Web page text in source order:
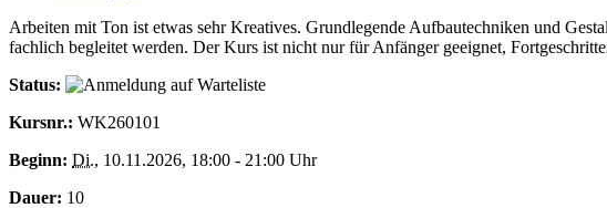
Arbeiten mit Ton ist etwas sehr Kreatives. Grundlegende Aufbautechniken und
fachlich begleitet werden. Der Kurs ist nicht nur für Anfänger geeignet,
Status:
Kursnr.: WK260101
Beginn: Di., 10.11.2026, 18:00 - 21:00 Uhr
Dauer: 10